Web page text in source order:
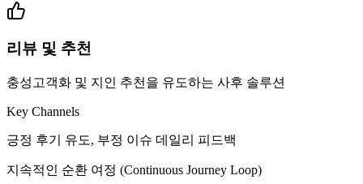
리뷰 및 추천
충성고객화 및 지인 추천을 유도하는 사후 솔루션
Key Channels
긍정 후기 유도, 부정 이슈 데일리 피드백
지속적인 순환 여정 (Continuous Journey Loop)